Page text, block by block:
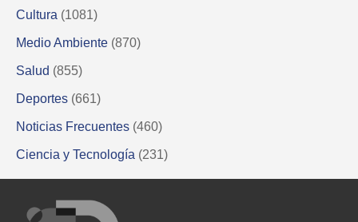
Cultura (1081)
Medio Ambiente (870)
Salud (855)
Deportes (661)
Noticias Frecuentes (460)
Ciencia y Tecnología (231)